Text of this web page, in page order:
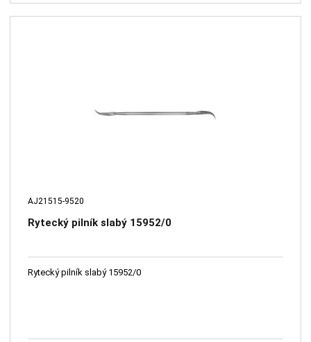
AJ21515-9520
Rytecký pilník slabý 15952/0
Rytecký pilník slabý 15952/0